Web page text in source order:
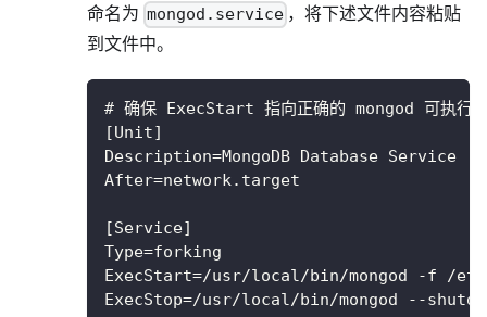
命名为 mongod.service ，将下述文件内容粘贴
到文件中。
# 确保 ExecStart 指向正确的 mongod 可执行文
[Unit]
Description=MongoDB Database Service
After=network.target
[Service]
Type=forking
ExecStart=/usr/local/bin/mongod -f /etc/
ExecStop=/usr/local/bin/mongod --